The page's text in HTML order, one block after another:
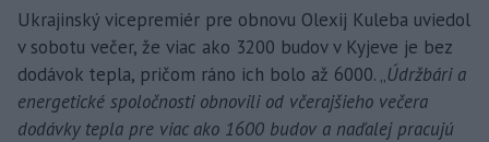
Ukrajinský vicepremiér pre obnovu Olexij Kuleba uviedol
v sobotu večer, že viac ako 3200 budov v Kyjeve je bez
dodávok tepla, pričom ráno ich bolo až 6000. „Údržbári a
energetické spoločnosti obnovili od včerajšieho večera
dodávky tepla pre viac ako 1600 budov a naďalej pracujú